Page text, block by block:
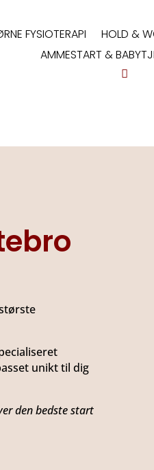
FYSIOTERAPI HOLD &
AMMESTART &
unikt til dig
den bedste start